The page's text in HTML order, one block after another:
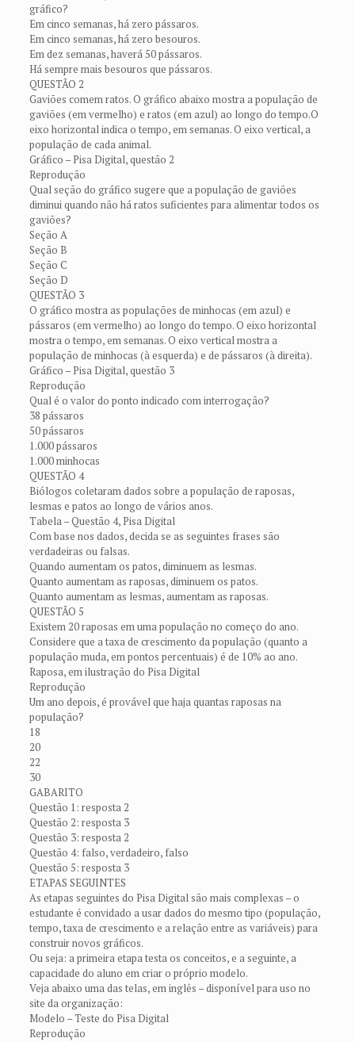
gráfico?
Em cinco semanas, há zero pássaros.
Em cinco semanas, há zero besouros.
Em dez semanas, haverá 50 pássaros.
Há sempre mais besouros que pássaros.
QUESTÃO 2
Gaviões comem ratos. O gráfico abaixo mostra a população de
gaviões (em vermelho) e ratos (em azul) ao longo do tempo.O
eixo horizontal indica o tempo, em semanas. O eixo vertical, a
população de cada animal.
Gráfico – Pisa Digital, questão 2
Reprodução
Qual seção do gráfico sugere que a população de gaviões
diminui quando não há ratos suficientes para alimentar todos os
gaviões?
Seção A
Seção B
Seção C
Seção D
QUESTÃO 3
O gráfico mostra as populações de minhocas (em azul) e
pássaros (em vermelho) ao longo do tempo. O eixo horizontal
mostra o tempo, em semanas. O eixo vertical mostra a
população de minhocas (à esquerda) e de pássaros (à direita).
Gráfico – Pisa Digital, questão 3
Reprodução
Qual é o valor do ponto indicado com interrogação?
38 pássaros
50 pássaros
1.000 pássaros
1.000 minhocas
QUESTÃO 4
Biólogos coletaram dados sobre a população de raposas,
lesmas e patos ao longo de vários anos.
Tabela – Questão 4, Pisa Digital
Com base nos dados, decida se as seguintes frases são
verdadeiras ou falsas.
Quando aumentam os patos, diminuem as lesmas.
Quanto aumentam as raposas, diminuem os patos.
Quanto aumentam as lesmas, aumentam as raposas.
QUESTÃO 5
Existem 20 raposas em uma população no começo do ano.
Considere que a taxa de crescimento da população (quanto a
população muda, em pontos percentuais) é de 10% ao ano.
Raposa, em ilustração do Pisa Digital
Reprodução
Um ano depois, é provável que haja quantas raposas na
população?
18
20
22
30
GABARITO
Questão 1: resposta 2
Questão 2: resposta 3
Questão 3: resposta 2
Questão 4: falso, verdadeiro, falso
Questão 5: resposta 3
ETAPAS SEGUINTES
As etapas seguintes do Pisa Digital são mais complexas – o
estudante é convidado a usar dados do mesmo tipo (população,
tempo, taxa de crescimento e a relação entre as variáveis) para
construir novos gráficos.
Ou seja: a primeira etapa testa os conceitos, e a seguinte, a
capacidade do aluno em criar o próprio modelo.
Veja abaixo uma das telas, em inglês – disponível para uso no
site da organização:
Modelo – Teste do Pisa Digital
Reprodução